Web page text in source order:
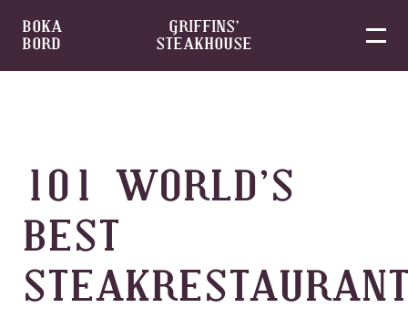
Skip
BOKA
BORD
GRIFFINS’
STEAKHOUSE
101 WORLD’S
BEST